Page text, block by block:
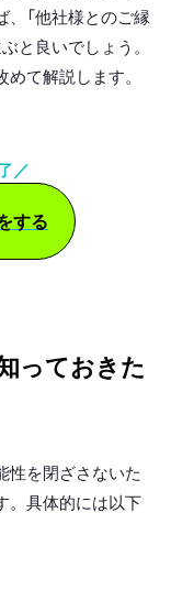
「他社様とのご縁
と良いでしょう。
て解説します。
／
する
っておきた
性を閉ざさないた
。具体的には以下